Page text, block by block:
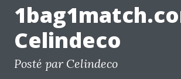
Celindeco
Posté par Celindeco